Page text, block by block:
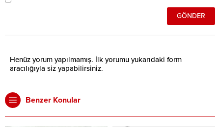
Henüz yorum yapılmamış. İlk yorumu yukarıdaki form
aracılığıyla siz yapabilirsiniz.
Benzer Konular